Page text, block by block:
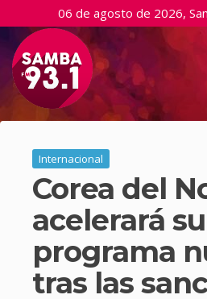
06 de agosto de 2026,
Internacional
Corea del
acelerará su
programa
tras las